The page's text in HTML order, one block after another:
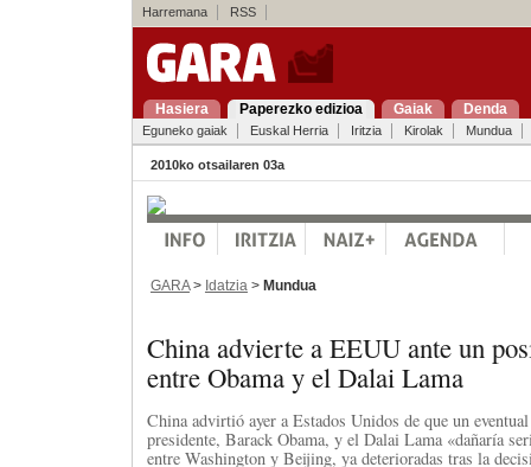
Harremana RSS
Hasiera Paperezko edizioa Gaiak Denda
Eguneko gaiak Euskal Herria Iritzia Kirolak Mundua
2010ko otsailaren 03a
GARA> Idatzia > Mundua
China advierte a EEUU ante un
entre Obama y el Dalai Lama
China advirtió ayer a Estados Unidos de que un
presidente, Barack Obama, y el Dalai Lama «dañaría
entre Washington y Beijing, ya deterioradas tras la